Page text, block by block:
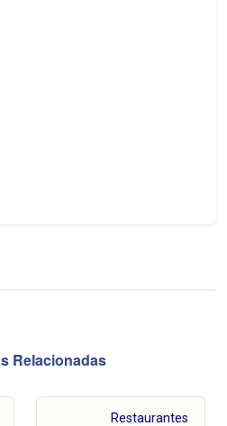
Relacionadas
Restaurantes